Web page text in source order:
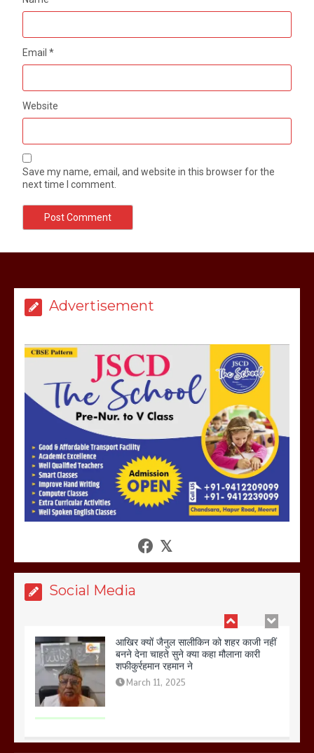
Email*
Website
Save my name, email, and website in this browser for the
next time I comment.
Advertisement
Social Media
मेरठ सुराजकुंड शमशान घाट में चिता से अस्थि
उठाकर खाते कुत्ते का वीडियो इंटरनेट पर जमकर
हो रहा वायरल
March 6, 2025
होलिका रखने पर लात मार कर होलिका को किया
गलोच ,कहा अगर रखी गई होली तो होगा खून
आखिर क्यों जैनुल सालीकिन को शहर काजी नहीं
बनने देना चाहते सुने क्या कहा मौलाना कारी
शफीकुर्रहमान रहमान ने
March 11, 2025